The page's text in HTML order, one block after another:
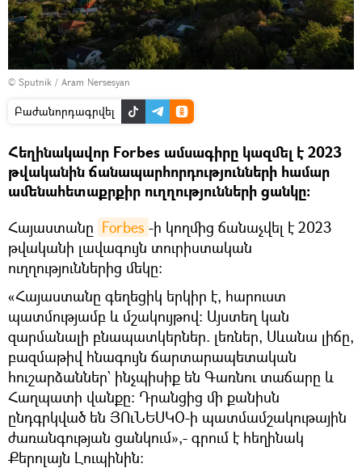
© Sputnik / Aram Nersesyan
Բաժանորդագրվել
Հեղինակավոր Forbes ամսագիրը կազմել է 2023
թվականին ճանապարհորդությունների համար
ամենահետաքրքիր ուղղությունների ցանկը։
Հայաստանը Forbes -ի կողմից ճանաչվել է 2023
թվականի լավագույն տուրիստական
ուղղություններից մեկը։
«Հայաստանը գեղեցիկ երկիր է, հարուստ
պատմությամբ և մշակույթով։ Այստեղ կան
զարմանալի բնապատկերներ. լեռներ, Սևանա լիճը,
բազմաթիվ հնագույն ճարտարապետական
հուշարձաններ` ինչպիսիք են Գառնու տաճարը և
Հաղպատի վանքը։ Դրանցից մի քանիսն
ընդգրկված են ՅՈւՆԵՍԿՕ-ի պատմամշակութային
ժառանգության ցանկում»,- գրում է հեղինակ
Քերոլայն Լուպինին։